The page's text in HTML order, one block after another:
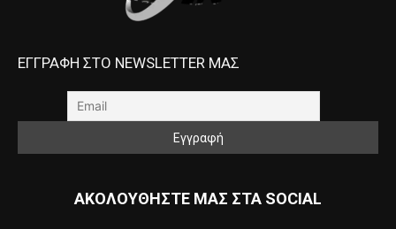
ΕΓΓΡΑΦΗ ΣΤΟ NEWSLETTER ΜΑΣ
ΑΚΟΛΟΥΘΗΣΤΕ ΜΑΣ ΣΤΑ SOCIAL